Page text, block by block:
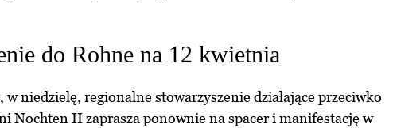
do Rohne na 12 kwietnia
niedzielę, regionalne stowarzyszenie działające przeciwko
Nochten II zaprasza ponownie na spacer i manifestację w